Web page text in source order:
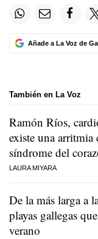
Añade a La Voz de
También en La Voz
Ramón Ríos,
existe una
síndrome del
LAURA MIYARA
De la más larga a
playas gallegas
verano